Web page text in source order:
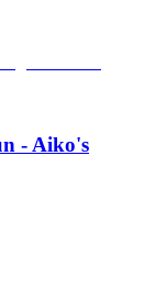
- Aiko's